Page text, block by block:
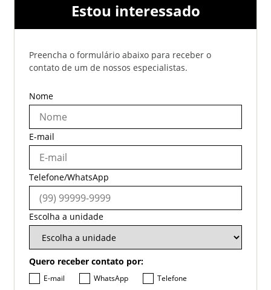
Estou interessado
Preencha o formulário abaixo para receber o
contato de um de nossos especialistas.
Nome
E-mail
Telefone/WhatsApp
Escolha a unidade
Quero receber contato por:
E-mail WhatsApp Telefone